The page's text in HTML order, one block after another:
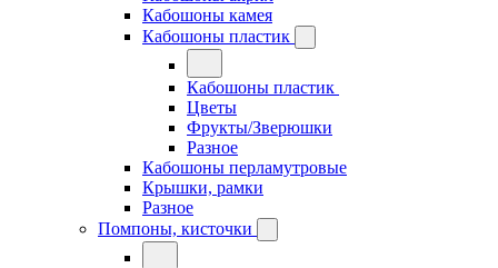
Кабошоны камея
Кабошоны пластик
Кабошоны пластик
Цветы
Фрукты/Зверюшки
Разное
Кабошоны перламутровые
Крышки, рамки
Разное
Помпоны, кисточки